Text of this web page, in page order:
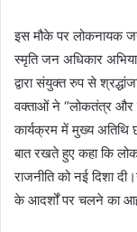
इस मौके पर लोकनायक
स्मृति जन अधिकार
द्वारा संयुक्त रुप से
वक्ताओं ने “लोकतंत्र और
कार्यक्रम में मुख्य अतिथि
बात रखते हुए कहा कि
राजनीति को नई दिशा
के आदर्शों पर चलने का